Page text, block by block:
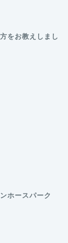
をお教えしまし
ホースパーク